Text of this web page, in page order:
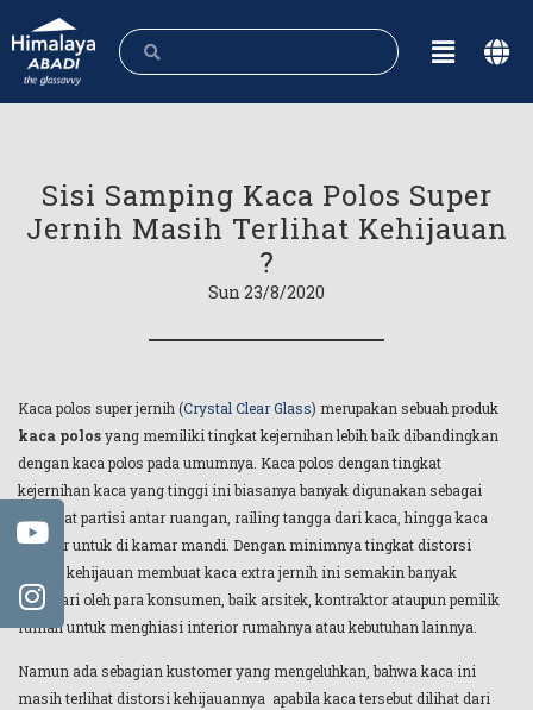
Sisi Samping Kaca Polos Super
Jernih Masih Terlihat Kehijauan
?
Sun 23/8/2020
Kaca polos super jernih (Crystal Clear Glass) merupakan sebuah produk
kaca polosyang memiliki tingkat kejernihan lebih baik dibandingkan
dengan kaca polos pada umumnya. Kaca polos dengan tingkat
kejernihan kaca yang tinggi ini biasanya banyak digunakan sebagai
penyekat partisi antar ruangan, railing tangga dari kaca, hingga kaca
shower untuk di kamar mandi. Dengan minimnya tingkat distorsi
warna kehijauan membuat kaca extra jernih ini semakin banyak
digemari oleh para konsumen, baik arsitek, kontraktor ataupun pemilik
rumah untuk menghiasi interior rumahnya atau kebutuhan lainnya.
Namun ada sebagian kustomer yang mengeluhkan, bahwa kaca ini
masih terlihat distorsi kehijauannya apabila kaca tersebut dilihat dari